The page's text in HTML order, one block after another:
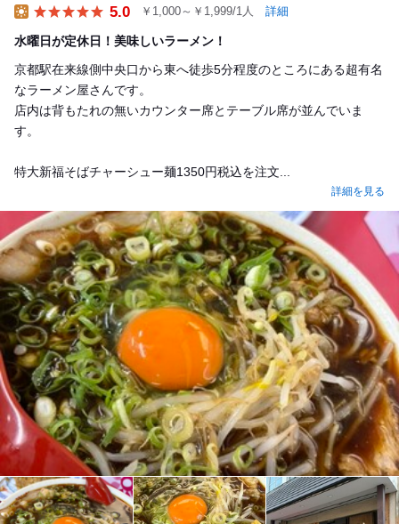
5.0 ￥1,000～￥1,999/1人 詳細
水曜日が定休日！美味しいラーメン！
京都駅在来線側中央口から東へ徒歩5分程度のところにある超有名
なラーメン屋さんです。
店内は背もたれの無いカウンター席とテーブル席が並んでいま
す。
特大新福そばチャーシュー麺1350円税込を注文...
詳細を見る